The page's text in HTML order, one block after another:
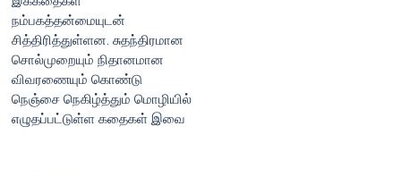
நம்பகத்தன்மையுடன்
சித்திரித்துள்ளன. சுதந்திரமான
சொல்முறையும் நிதானமான
விவரணையும் கொண்டு
நெஞ்சை நெகிழ்த்தும் மொழியில்
எழுதப்பட்டுள்ள கதைகள் இவை